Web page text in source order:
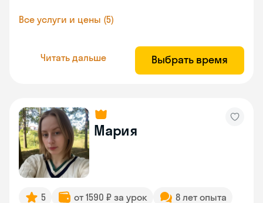
Все услуги и цены (5)
Читать дальше Выбрать время
Мария
5 от 1590 ₽ за урок
8 лет опыта